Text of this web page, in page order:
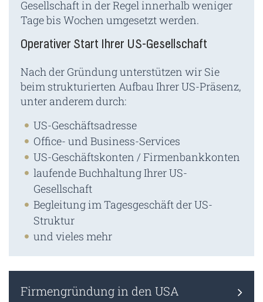
Gesellschaft in der Regel innerhalb weniger
Tage bis Wochen umgesetzt werden.
Operativer Start Ihrer US-Gesellschaft
Nach der Gründung unterstützen wir Sie
beim strukturierten Aufbau Ihrer US-Präsenz,
unter anderem durch:
US-Geschäftsadresse
Office- und Business-Services
US-Geschäftskonten / Firmenbankkonten
laufende Buchhaltung Ihrer US-
Gesellschaft
Begleitung im Tagesgeschäft der US-
Struktur
und vieles mehr
Firmengründung in den USA